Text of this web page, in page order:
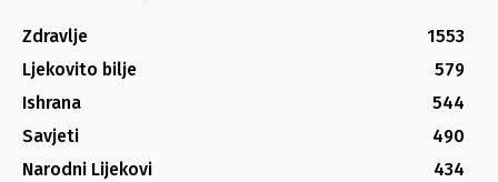
Zdravlje
1553
Ljekovito bilje
579
Ishrana
544
Savjeti
490
Narodni Lijekovi
434